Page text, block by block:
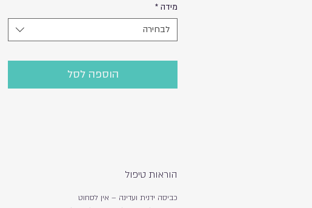
הבד האיכותי עם טקסטורה נעימה
מידה *
לבחירה
הוספה לסל
הוראות טיפול
כביסה ידנית ועדינה – אין לסחוט